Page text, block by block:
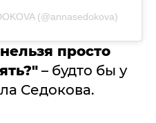
(@annasedokova)
просто
– будто бы у
Седокова.